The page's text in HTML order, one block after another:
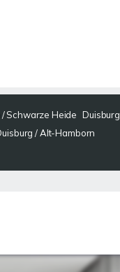
Schwarze Heide Duisburg
/ Alt-Hamborn